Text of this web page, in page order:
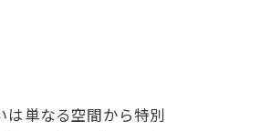
は単なる空間から特別